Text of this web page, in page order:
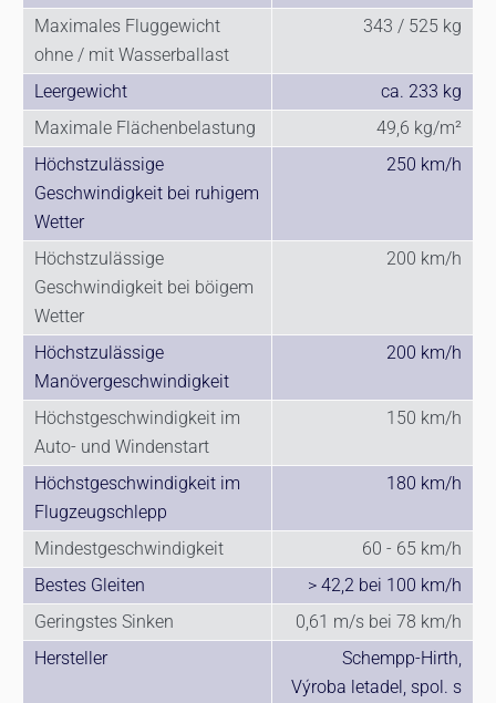
Maximales Fluggewicht
ohne / mit Wasserballast
343 / 525 kg
Leergewicht
ca. 233 kg
Maximale Flächenbelastung
49,6 kg/m²
Höchstzulässige
Geschwindigkeit bei ruhigem
Wetter
250 km/h
Höchstzulässige
Geschwindigkeit bei böigem
Wetter
200 km/h
Höchstzulässige
Manövergeschwindigkeit
200 km/h
Höchstgeschwindigkeit im
Auto- und Windenstart
150 km/h
Höchstgeschwindigkeit im
Flugzeugschlepp
180 km/h
Mindestgeschwindigkeit
60 - 65 km/h
Bestes Gleiten
> 42,2 bei 100 km/h
Geringstes Sinken
0,61 m/s bei 78 km/h
Hersteller
Schempp-Hirth,
Výroba letadel, spol. s